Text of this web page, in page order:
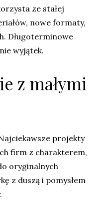
ze stałej
nowe formaty,
Długoterminowe
wyjątek.
z małymi
projekty
firm z charakterem,
oryginalnych
z duszą i pomysłem